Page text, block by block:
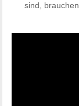
sind,